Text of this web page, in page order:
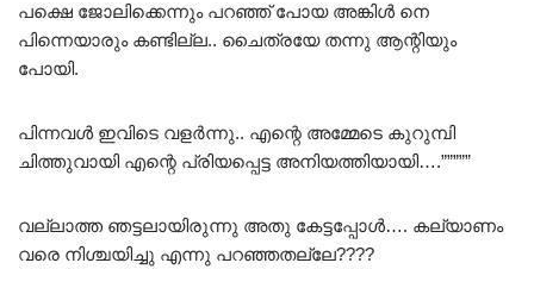
പക്ഷെ ജോലിക്കെന്നും പറഞ്ഞ് പോയ അങ്കിൾ നെ
പിന്നെയാരും കണ്ടില്ല.. ചൈത്രയേ തന്നു ആന്റിയും
പോയി.
പിന്നവൾ ഇവിടെ വളർന്നു.. എന്റെ അമ്മേടെ കുറുമ്പി
ചിത്തുവായി എന്റെ പ്രിയപ്പെട്ട അനിയത്തിയായി….”””””
വല്ലാത്ത ഞട്ടലായിരുന്നു അതു കേട്ടപ്പോൾ…. കല്യാണം
വരെ നിശ്ചയിച്ചു എന്നു പറഞ്ഞതല്ലേ????